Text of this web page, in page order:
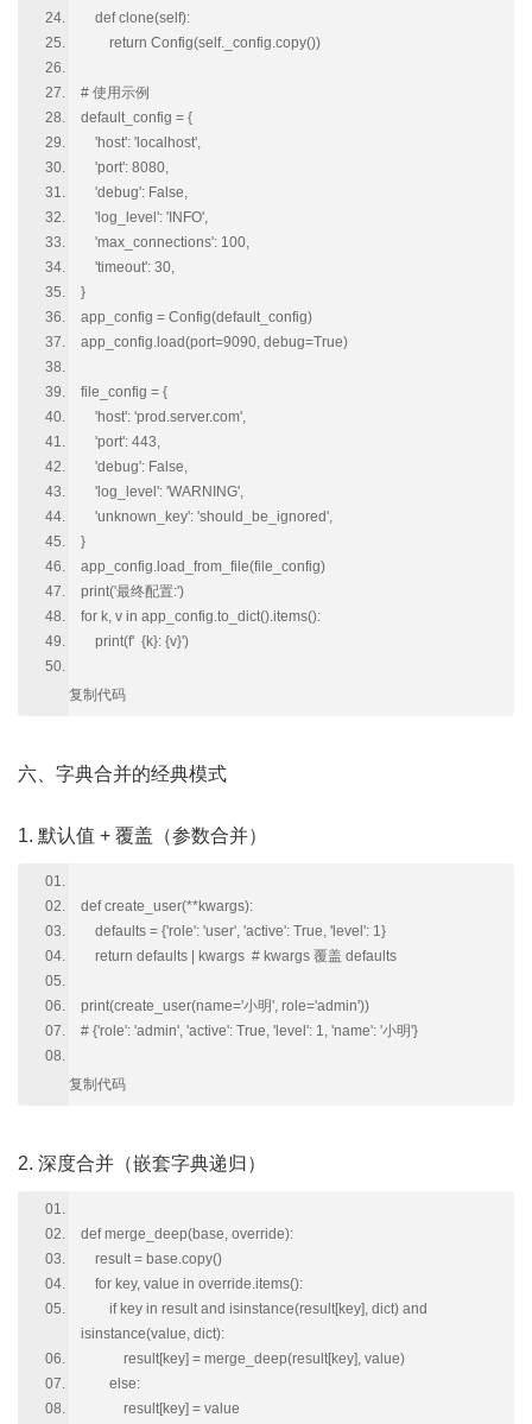
def clone(self):
return Config(self._config.copy())
# 使用示例
default_config = {
'host': 'localhost',
'port': 8080,
'debug': False,
'log_level': 'INFO',
'max_connections': 100,
'timeout': 30,
}
app_config = Config(default_config)
app_config.load(port=9090, debug=True)
file_config = {
'host': 'prod.server.com',
'port': 443,
'debug': False,
'log_level': 'WARNING',
'unknown_key': 'should_be_ignored',
}
app_config.load_from_file(file_config)
print('最终配置:')
for k, v in app_config.to_dict().items():
print(f' {k}: {v}')
复制代码
六、字典合并的经典模式
1. 默认值 + 覆盖（参数合并）
def create_user(**kwargs):
defaults = {'role': 'user', 'active': True, 'level': 1}
return defaults | kwargs # kwargs 覆盖 defaults
print(create_user(name='小明', role='admin'))
# {'role': 'admin', 'active': True, 'level': 1, 'name': '小明'}
复制代码
2. 深度合并（嵌套字典递归）
def merge_deep(base, override):
result = base.copy()
for key, value in override.items():
if key in result and isinstance(result[key], dict) and
isinstance(value, dict):
result[key] = merge_deep(result[key], value)
else:
result[key] = value